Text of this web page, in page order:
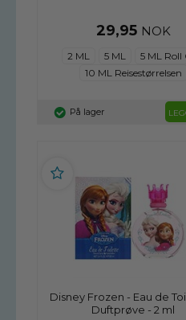
29,95 NOK
2 ML 5 ML
5 ML Roll
10 ML Reisestørrelsen
På lager
Disney Frozen - Eau de
Duftprøve - 2 ml